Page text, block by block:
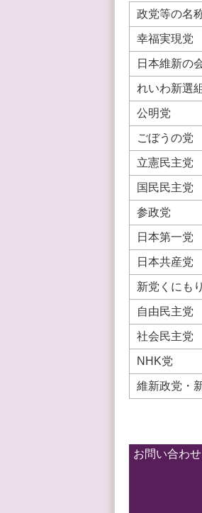
政党等の名
幸福実現党
日本維
れいわ新選組
公明党
ごぼうの党
立憲民主党
国民民主党
参政党
日本第一党
日本共産党
新党くにもり
自由民主党
社会民主党
NHK党
維新政党・
お問い合わせ